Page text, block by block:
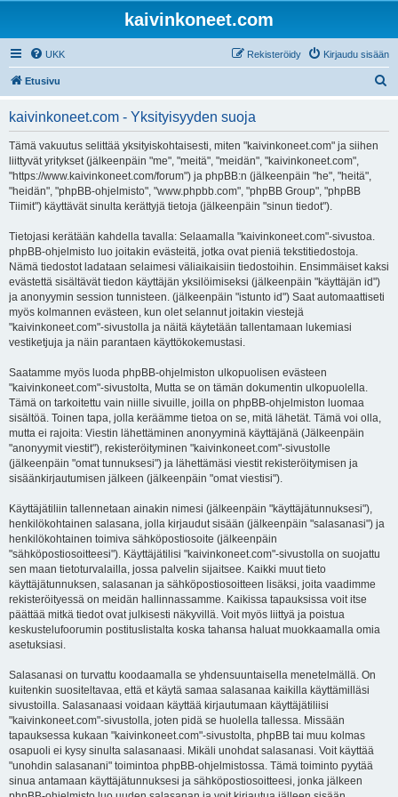
kaivinkoneet.com
UKK Kirjaudu sisään
Rekisteröidy
Etusivu
kaivinkoneet.com - Yksityisyyden suoja
Tämä vakuutus selittää yksityiskohtaisesti, miten "kaivinkoneet.com" ja siihen
liittyvät yritykset (jälkeenpäin "me", "meitä", "meidän", "kaivinkoneet.com",
"https://www.kaivinkoneet.com/forum") ja phpBB:n (jälkeenpäin "he", "heitä",
"heidän", "phpBB-ohjelmisto", "www.phpbb.com", "phpBB Group", "phpBB
Tiimit") käyttävät sinulta kerättyjä tietoja (jälkeenpäin "sinun tiedot").
Tietojasi kerätään kahdella tavalla: Selaamalla "kaivinkoneet.com"-sivustoa.
phpBB-ohjelmisto luo joitakin evästeitä, jotka ovat pieniä tekstitiedostoja.
Nämä tiedostot ladataan selaimesi väliaikaisiin tiedostoihin. Ensimmäiset kaksi
evästettä sisältävät tiedon käyttäjän yksilöimiseksi (jälkeenpäin "käyttäjän id")
ja anonyymin session tunnisteen. (jälkeenpäin "istunto id") Saat automaattiseti
myös kolmannen evästeen, kun olet selannut joitakin viestejä
"kaivinkoneet.com"-sivustolla ja näitä käytetään tallentamaan lukemiasi
vestiketjuja ja näin parantaen käyttökokemustasi.
Saatamme myös luoda phpBB-ohjelmiston ulkopuolisen evästeen
"kaivinkoneet.com"-sivustolta, Mutta se on tämän dokumentin ulkopuolella.
Tämä on tarkoitettu vain niille sivuille, joilla on phpBB-ohjelmiston luomaa
sisältöä. Toinen tapa, jolla keräämme tietoa on se, mitä lähetät. Tämä voi olla,
mutta ei rajoita: Viestin lähettäminen anonyyminä käyttäjänä (Jälkeenpäin
"anonyymit viestit"), rekisteröityminen "kaivinkoneet.com"-sivustolle
(jälkeenpäin "omat tunnuksesi") ja lähettämäsi viestit rekisteröitymisen ja
sisäänkirjautumisen jälkeen (jälkeenpäin "omat viestisi").
Käyttäjätiliin tallennetaan ainakin nimesi (jälkeenpäin "käyttäjätunnuksesi"),
henkilökohtainen salasana, jolla kirjaudut sisään (jälkeenpäin "salasanasi") ja
henkilökohtainen toimiva sähköpostiosoite (jälkeenpäin
"sähköpostiosoitteesi"). Käyttäjätilisi "kaivinkoneet.com"-sivustolla on suojattu
sen maan tietoturvalailla, jossa palvelin sijaitsee. Kaikki muut tieto
käyttäjätunnuksen, salasanan ja sähköpostiosoitteen lisäksi, joita vaadimme
rekisteröityessä on meidän hallinnassamme. Kaikissa tapauksissa voit itse
päättää mitkä tiedot ovat julkisesti näkyvillä. Voit myös liittyä ja poistua
keskustelufoorumin postituslistalta koska tahansa haluat muokkaamalla omia
asetuksiasi.
Salasanasi on turvattu koodaamalla se yhdensuuntaisella menetelmällä. On
kuitenkin suositeltavaa, että et käytä samaa salasanaa kaikilla käyttämilläsi
sivustoilla. Salasanaasi voidaan käyttää kirjautumaan käyttäjätiliisi
"kaivinkoneet.com"-sivustolla, joten pidä se huolella tallessa. Missään
tapauksessa kukaan "kaivinkoneet.com"-sivustolta, phpBB tai muu kolmas
osapuoli ei kysy sinulta salasanaasi. Mikäli unohdat salasanasi. Voit käyttää
"unohdin salasanani" toimintoa phpBB-ohjelmistossa. Tämä toiminto pyytää
sinua antamaan käyttäjätunnuksesi ja sähköpostiosoitteesi, jonka jälkeen